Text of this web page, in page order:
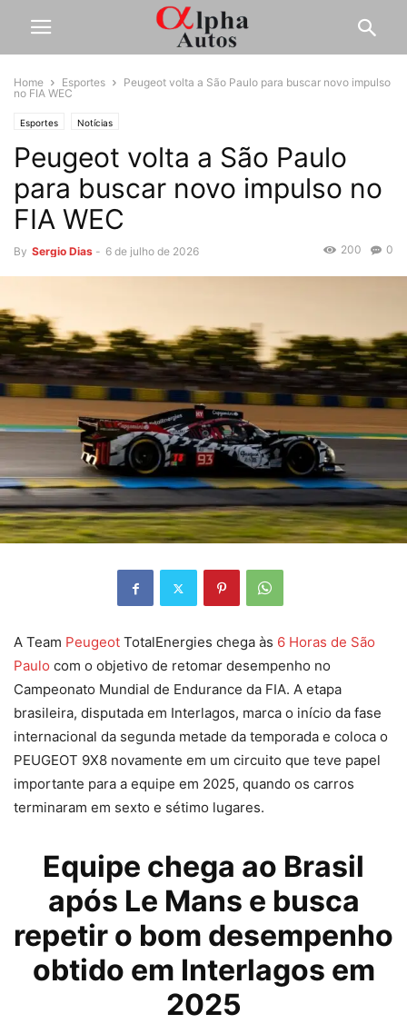
Home Esportes
Peugeot volta a São Paulo para buscar novo impulso
no FIA WEC
Esportes Notícias
Peugeot volta a São Paulo
para buscar novo impulso no
FIA WEC
By Sergio Dias - 6 de julho de 2026 0
200
A Team Peugeot TotalEnergies chega às 6 Horas de São
Paulo com o objetivo de retomar desempenho no
Campeonato Mundial de Endurance da FIA. A etapa
brasileira, disputada em Interlagos, marca o início da fase
internacional da segunda metade da temporada e coloca o
PEUGEOT 9X8 novamente em um circuito que teve papel
importante para a equipe em 2025, quando os carros
terminaram em sexto e sétimo lugares.
Equipe chega ao Brasil
após Le Mans e busca
repetir o bom desempenho
obtido em Interlagos em
2025